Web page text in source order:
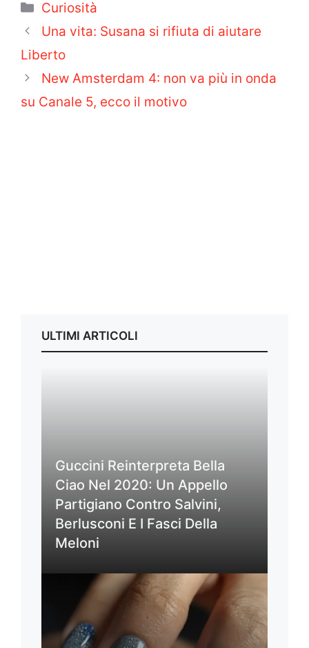
Categorie
Curiosità
Una vita: Susana si rifiuta di aiutare
Liberto
New Amsterdam 4: non va più in onda
su Canale 5, ecco il motivo
ULTIMI ARTICOLI
Guccini Reinterpreta Bella
Ciao Nel 2020: Un Appello
Partigiano Contro Salvini,
Berlusconi E I Fasci Della
Meloni